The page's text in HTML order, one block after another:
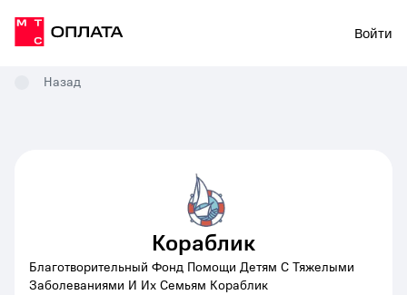
Войти
Назад
Кораблик
Благотворительный Фонд Помощи Детям С Тяжелыми
Заболеваниями И Их Семьям Кораблик